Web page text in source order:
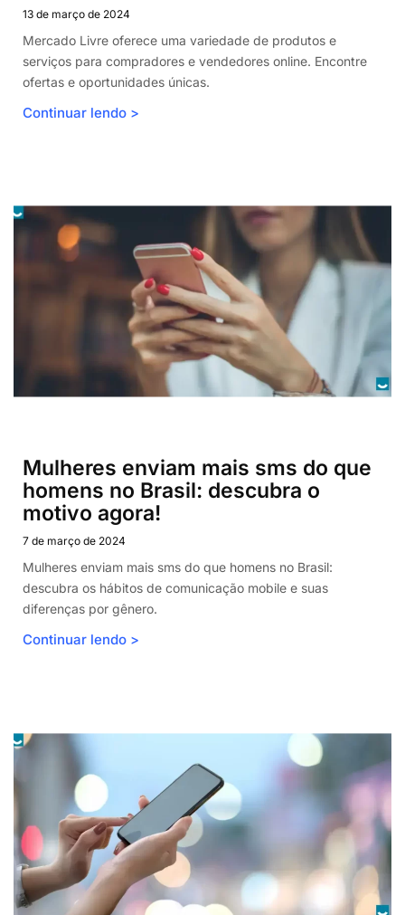
13 de março de 2024
Mercado Livre oferece uma variedade de produtos e
serviços para compradores e vendedores online. Encontre
ofertas e oportunidades únicas.
Continuar lendo >
Mulheres enviam mais sms do que
homens no Brasil: descubra o
motivo agora!
7 de março de 2024
Mulheres enviam mais sms do que homens no Brasil:
descubra os hábitos de comunicação mobile e suas
diferenças por gênero.
Continuar lendo >